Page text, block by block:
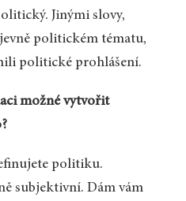
Jinými slovy,
politickém tématu,
politické prohlášení.
možné vytvořit
politiku.
subjektivní. Dám vám